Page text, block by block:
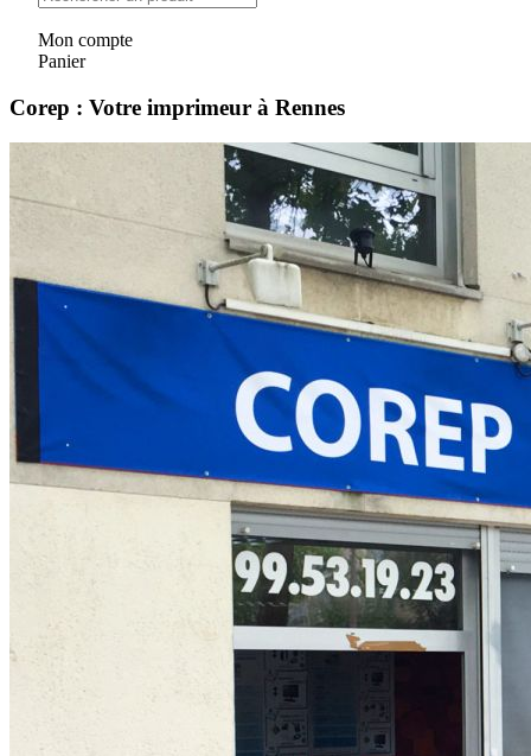
Mon compte
Panier
Corep : Votre imprimeur à Rennes